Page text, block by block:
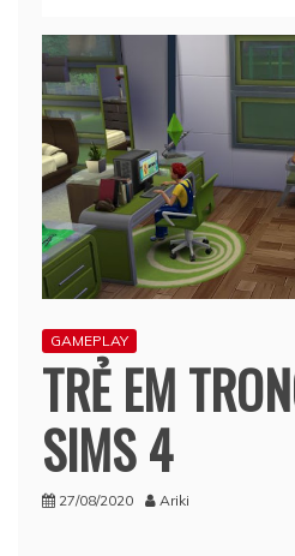
GAMEPLAY
TRẺ EM
SIMS 4
27/08/2020 Ariki